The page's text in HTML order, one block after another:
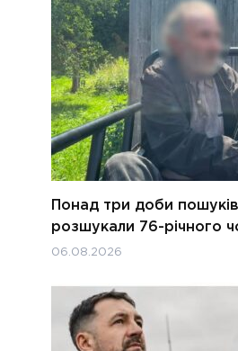
Понад три доби пошуків:
розшукали 76-річного
06.08.2026